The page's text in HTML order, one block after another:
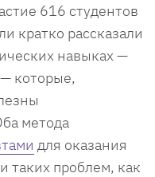
616 студентов
кратко рассказали
навыках —
которые,
метода
для оказания
проблем, как